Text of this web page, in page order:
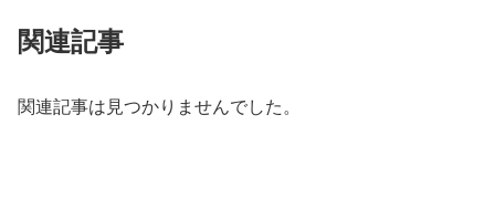
関連記事
関連記事は見つかりませんでした。